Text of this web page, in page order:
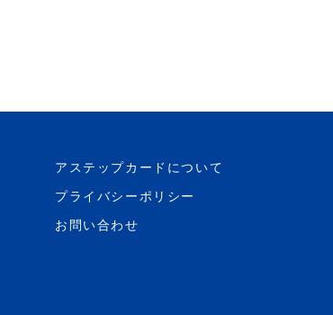
アステップカードについて
プライバシーポリシー
お問い合わせ